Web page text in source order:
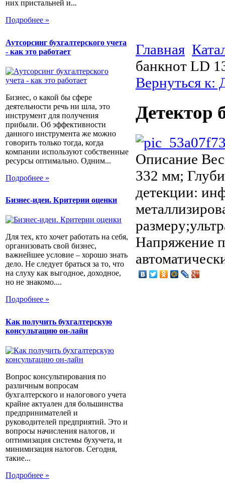
них пристальней и...
Подробнее »
Аутсорсинг бухгалтерского учета
- как это работает
Бизнес, о какой бы сфере
деятельности речь ни шла, это
инструмент для получения
прибыли. Об эффективности
данного инструмента же можно
говорить только тогда, когда
компании используют собственные
ресурсы оптимально. Одним...
Подробнее »
Бизнес-идеи. Критерии оценки
Для тех, кто хочет работать на себя,
организовать свой бизнес,
важнейшее условие – хорошо знать
дело. Не следует браться за то, что
на слуху как выгодное, доходное,
но не знакомо....
Подробнее »
Как получить бухгалтерскую
консультацию он-лайн
Вопрос консультирования по
различным вопросам
бухгалтерского и налогового учета
крайне актуален для большинства
предпринимателей и
руководителей предприятий. Это и
вопросы начисления налогов, и
оптимизация системы бухучета, и
минимизация налогов. Сегодня,
такие...
Подробнее »
Главная
банкнот LD
Вернуться к:
Детектор
Описание
332 мм;
детекции:
Напряжение